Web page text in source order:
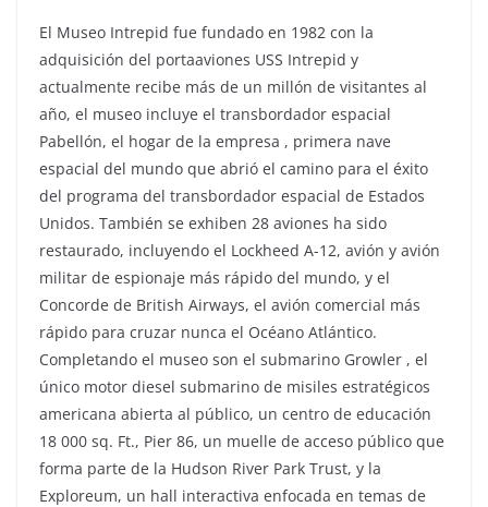
El Museo Intrepid fue fundado en 1982 con la
adquisición del portaaviones USS Intrepid y
actualmente recibe más de un millón de visitantes al
año, el museo incluye el transbordador espacial
Pabellón, el hogar de la empresa , primera nave
espacial del mundo que abrió el camino para el éxito
del programa del transbordador espacial de Estados
Unidos. También se exhiben 28 aviones ha sido
restaurado, incluyendo el Lockheed A-12, avión y avión
militar de espionaje más rápido del mundo, y el
Concorde de British Airways, el avión comercial más
rápido para cruzar nunca el Océano Atlántico.
Completando el museo son el submarino Growler , el
único motor diesel submarino de misiles estratégicos
americana abierta al público, un centro de educación
18 000 sq. Ft., Pier 86, un muelle de acceso público que
forma parte de la Hudson River Park Trust, y la
Exploreum, un hall interactiva enfocada en temas de